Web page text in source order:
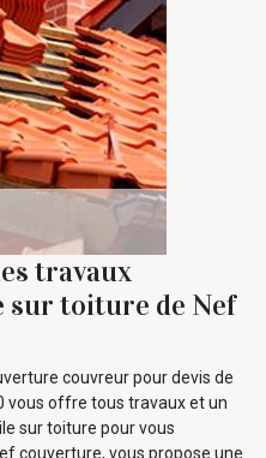
travaux
sur toiture de Nef
couvreur pour devis de
vous offre tous travaux et un
sur toiture pour vous
couverture, vous propose une